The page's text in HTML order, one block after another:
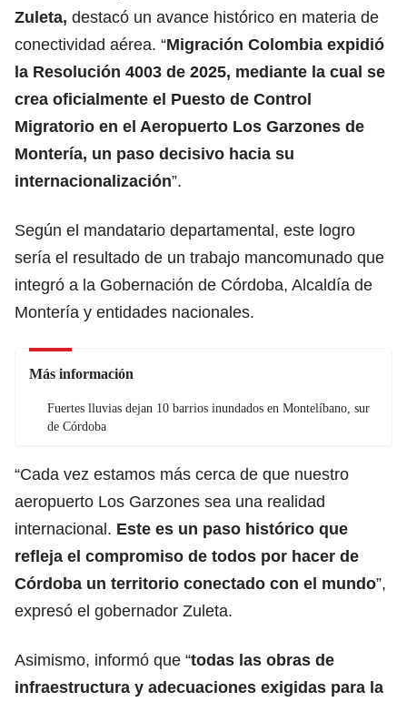
Zuleta, destacó un avance histórico en materia de
conectividad aérea. “Migración Colombia expidió
la Resolución 4003 de 2025, mediante la cual se
crea oficialmente el Puesto de Control
Migratorio en el Aeropuerto Los Garzones de
Montería, un paso decisivo hacia su
internacionalización”.
Según el mandatario departamental, este logro
sería el resultado de un trabajo mancomunado que
integró a la Gobernación de Córdoba, Alcaldía de
Montería y entidades nacionales.
Más información
Fuertes lluvias dejan 10 barrios inundados en Montelíbano, sur
de Córdoba
“Cada vez estamos más cerca de que nuestro
aeropuerto Los Garzones sea una realidad
internacional. Este es un paso histórico que
refleja el compromiso de todos por hacer de
Córdoba un territorio conectado con el mundo”,
expresó el gobernador Zuleta.
Asimismo, informó que “todas las obras de
infraestructura y adecuaciones exigidas para la